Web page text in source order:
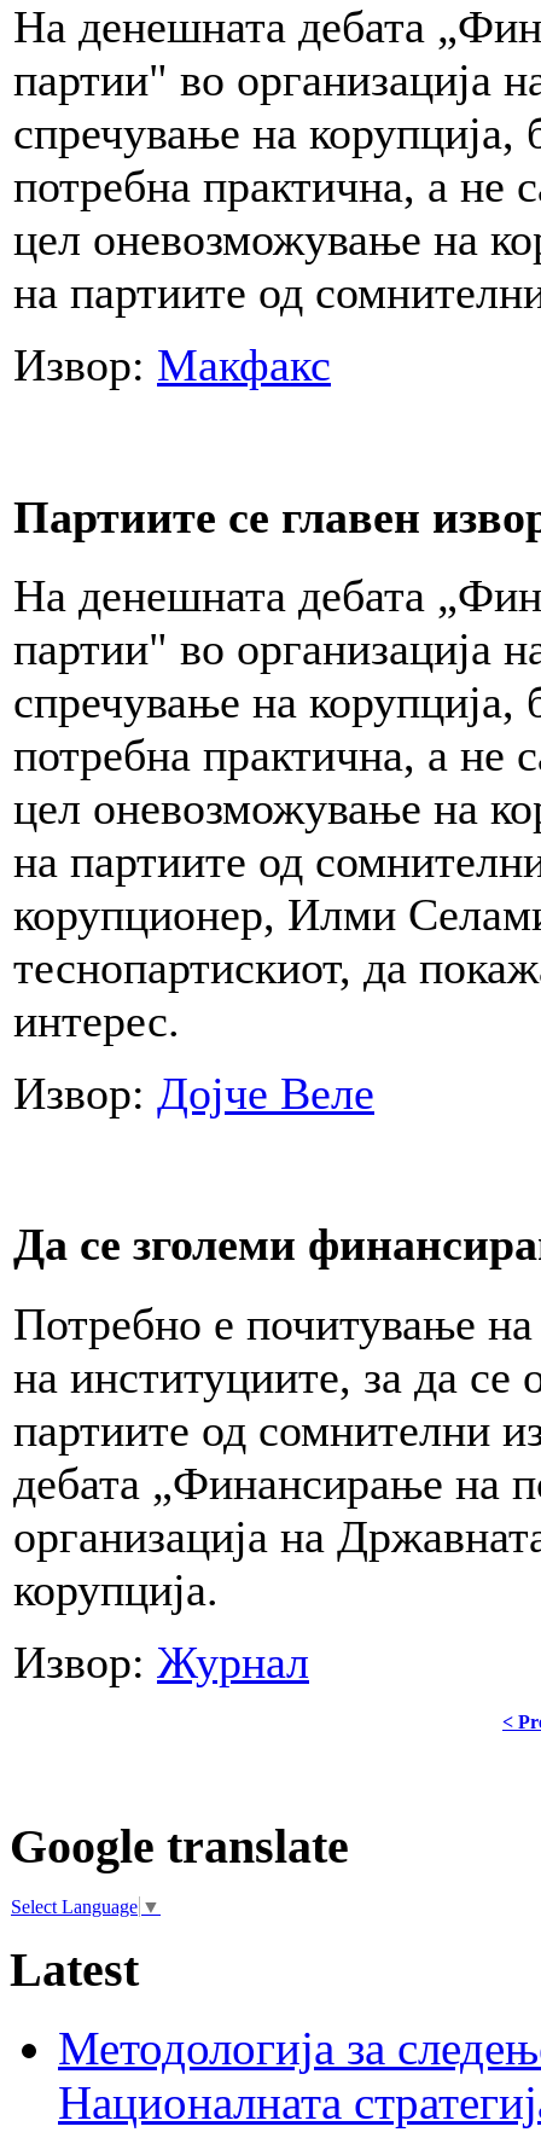
На денешната дебата
партии" во организација
спречување на корупција,
потребна практична, а не
цел оневозможување на
на партиите од
Извор: Макфакс
Партиите се главен
На денешната дебата
партии" во организација
спречување на корупција,
потребна практична, а не
цел оневозможување на
на партиите од
корупционер, Илми
теснопартискиот, да
интерес.
Извор: Дојче Веле
Да се зголеми
Потребно е почитување на
на институциите, за да
партиите од сомнителни
дебата „Финансирање на
организација на
корупција.
Извор: Журнал
<
Google translate
Select Language ▼
Latest
Методологија за
Националната